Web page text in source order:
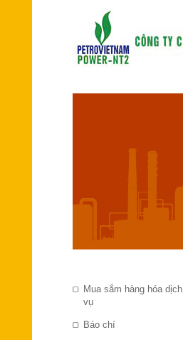
Mua sắm hàng hóa dịch
vụ
Báo chí